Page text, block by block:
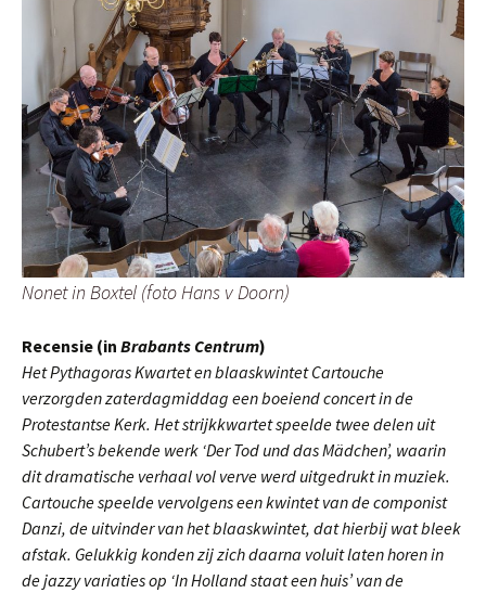
Nonet in Boxtel (foto Hans v Doorn)
Recensie (in Brabants Centrum)
Het Pythagoras Kwartet en blaaskwintet Cartouche
verzorgden zaterdagmiddag een boeiend concert in de
Protestantse Kerk. Het strijkkwartet speelde twee delen uit
Schubert’s bekende werk ‘Der Tod und das Mädchen’, waarin
dit dramatische verhaal vol verve werd uitgedrukt in muziek.
Cartouche speelde vervolgens een kwintet van de componist
Danzi, de uitvinder van het blaaskwintet, dat hierbij wat bleek
afstak. Gelukkig konden zij zich daarna voluit laten horen in
de jazzy variaties op ‘In Holland staat een huis’ van de